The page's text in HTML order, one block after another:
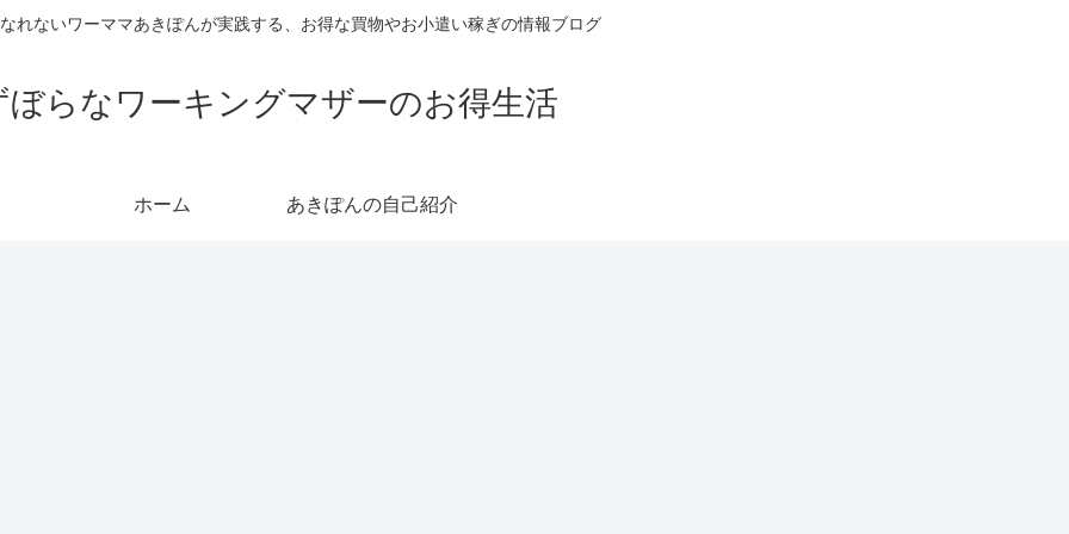
れないワーママあきぽんが実践する、お得な買物やお小遣い稼ぎの情報ブログ
ぼらなワーキングマザーのお得生活
ホーム あきぽんの自己紹介